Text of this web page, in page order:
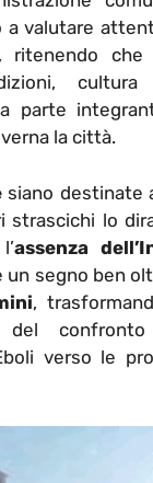
valutare
ritenendo
parte
la città.
siano destinate
strascichi lo
assenza
un segno ben
,
del
verso le